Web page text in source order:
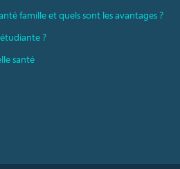
famille et quels sont les avantages ?
?
santé